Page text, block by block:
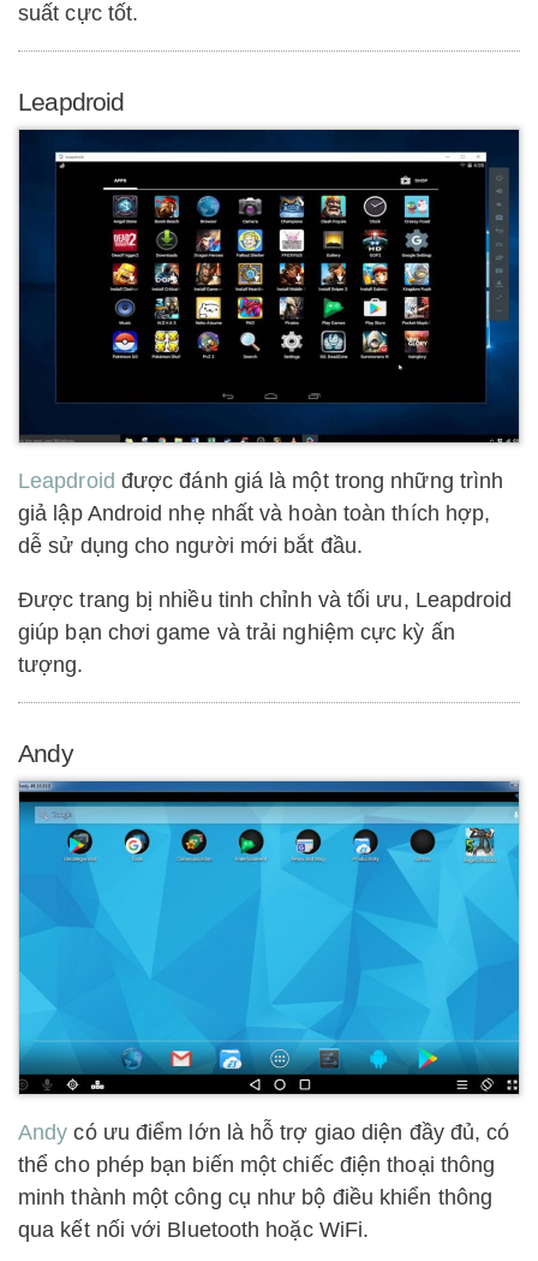
suất cực tốt.
Leapdroid
Leapdroid được đánh giá là một trong những trình
giả lập Android nhẹ nhất và hoàn toàn thích hợp,
dễ sử dụng cho người mới bắt đầu.
Được trang bị nhiều tinh chỉnh và tối ưu, Leapdroid
giúp bạn chơi game và trải nghiệm cực kỳ ấn
tượng.
Andy
Andy có ưu điểm lớn là hỗ trợ giao diện đầy đủ, có
thể cho phép bạn biến một chiếc điện thoại thông
minh thành một công cụ như bộ điều khiển thông
qua kết nối với Bluetooth hoặc WiFi.